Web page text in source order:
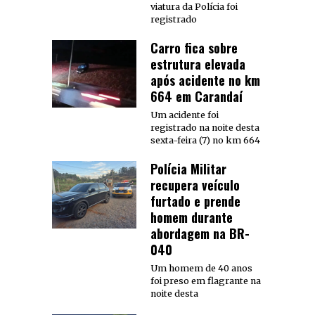
viatura da Polícia foi
registrado
Carro fica sobre
estrutura elevada
após acidente no km
664 em Carandaí
Um acidente foi
registrado na noite desta
sexta-feira (7) no km 664
Polícia Militar
recupera veículo
furtado e prende
homem durante
abordagem na BR-
040
Um homem de 40 anos
foi preso em flagrante na
noite desta